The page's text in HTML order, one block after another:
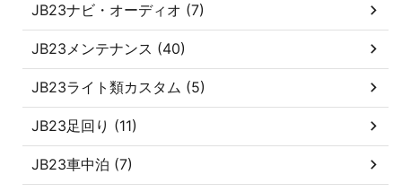
JB23ナビ・オーディオ (7)
JB23メンテナンス (40)
JB23ライト類カスタム (5)
JB23足回り (11)
JB23車中泊 (7)